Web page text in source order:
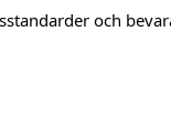
och